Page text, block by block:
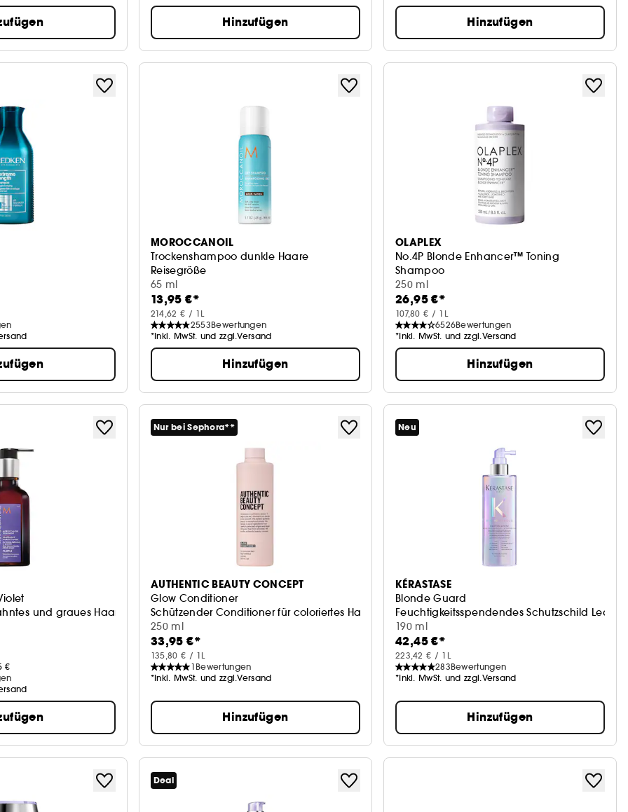
Hinzufügen Hinzufügen
MOROCCANOIL
Trockenshampoo dunkle Haare
Reisegröße
65 ml
13,95 €*
214,62 € / 1L
2553Bewertungen
*Inkl. MwSt. und zzgl.Versand
Hinzufügen
OLAPLEX
No.4P Blonde Enhancer™ Toning
Shampoo
250 ml
26,95 €*
107,80 € / 1L
6526Bewertungen
*Inkl. MwSt. und zzgl.Versand
Hinzufügen
und graues Haar
€
Nur bei Sephora**
AUTHENTIC BEAUTY CONCEPT
Glow Conditioner
Schützender Conditioner für coloriertes Haar
250 ml
33,95 €*
135,80 € / 1L
1 Bewertungen
*Inkl. MwSt. und zzgl.Versand
Hinzufügen
Neu
KÉRASTASE
Blonde Guard
Feuchtigkeitsspendendes Schutzschild Leave-
190 ml
42,45 €*
223,42 € / 1L
283Bewertungen
*Inkl. MwSt. und zzgl.Versand
Hinzufügen
Deal